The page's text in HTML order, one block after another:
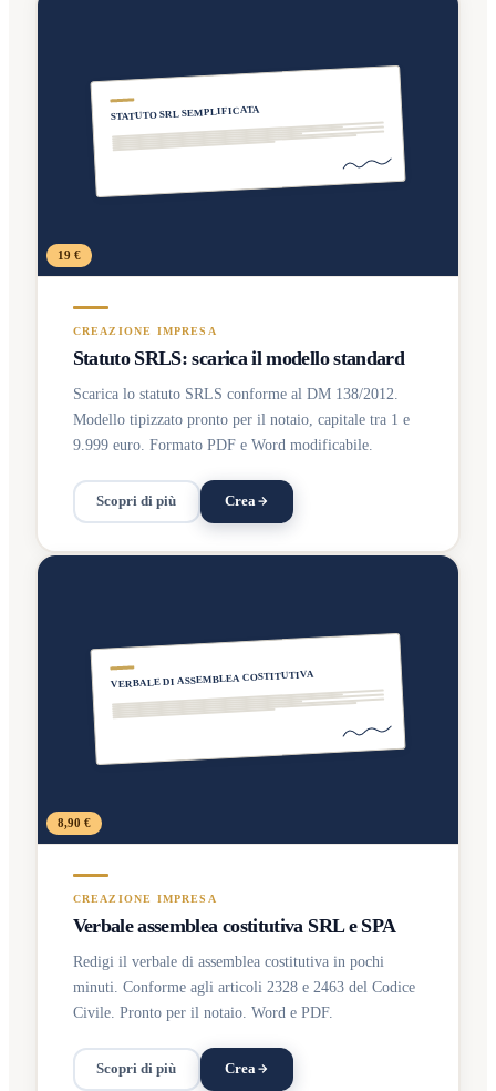
STATUTO SRL SEMPLIFICATA
19 €
CREAZIONE IMPRESA
Statuto SRLS: scarica il modello standard
Scarica lo statuto SRLS conforme al DM 138/2012.
Modello tipizzato pronto per il notaio, capitale tra 1 e
9.999 euro. Formato PDF e Word modificabile.
Scopri di più Crea
VERBALE DI ASSEMBLEA COSTITUTIVA
8,90 €
CREAZIONE IMPRESA
Verbale assemblea costitutiva SRL e SPA
Redigi il verbale di assemblea costitutiva in pochi
minuti. Conforme agli articoli 2328 e 2463 del Codice
Civile. Pronto per il notaio. Word e PDF.
Scopri di più Crea